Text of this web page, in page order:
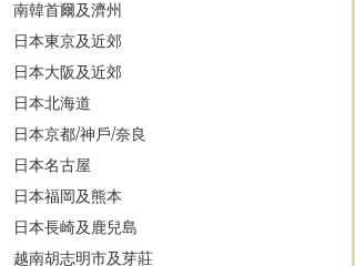
南韓首爾及濟州
日本東京及近郊
日本大阪及近郊
日本北海道
日本京都/神戶/奈良
日本名古屋
日本福岡及熊本
日本長崎及鹿兒島
越南胡志明市及芽莊